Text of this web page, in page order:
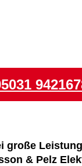
große
& Pelz